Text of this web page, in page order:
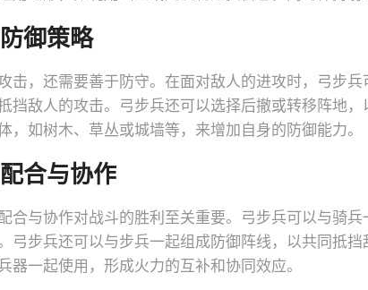
御策略
击，还需要善于防守。在面对敌人的进攻时，弓步
挡敌人的攻击。弓步兵还可以选择后撤或转移阵地
，如树木、草丛或城墙等，来增加自身的防御能力。
合与协作
合与协作对战斗的胜利至关重要。弓步兵可以与骑兵
弓步兵还可以与步兵一起组成防御阵线，以共同抵
器一起使用，形成火力的互补和协同效应。